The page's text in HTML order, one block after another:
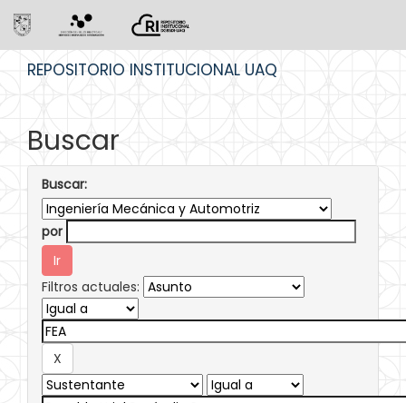
REPOSITORIO INSTITUCIONAL UAQ
Buscar
Buscar:
por
Filtros actuales: